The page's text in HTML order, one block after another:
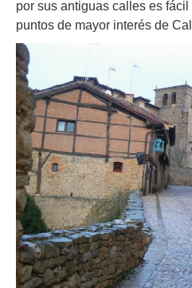
por sus antiguas calles es
puntos de mayor interés de